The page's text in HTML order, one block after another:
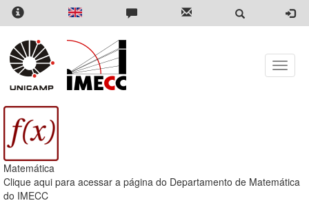
Pular
para
conteúdo
principal
Toggle
Matemática
Clique aqui para acessar a página do Departamento de Matemática
do IMECC